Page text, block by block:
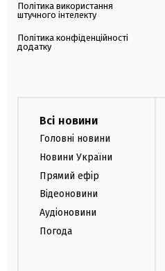
Політика використання
штучного інтелекту
Політика конфіденційності
додатку
Всі новини
Головні новини
Новини України
Прямий ефір
Відеоновини
Аудіоновини
Погода